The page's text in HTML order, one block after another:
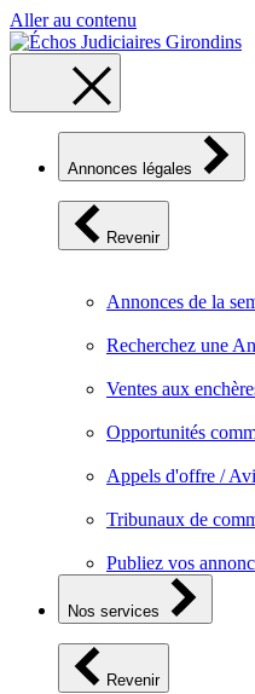
Aller au contenu
Annonces légales
Revenir
Annonces de la
Recherchez une
Ventes aux
Opportunités
Appels d'offre /
Tribunaux de
Publiez vos
Nos services
Revenir